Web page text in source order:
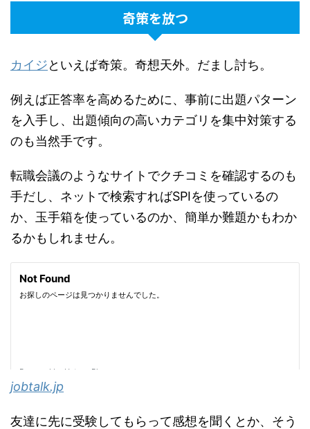
奇策を放つ
カイジといえば奇策。奇想天外。だまし討ち。
例えば正答率を高めるために、事前に出題パターン
を入手し、出題傾向の高いカテゴリを集中対策する
のも当然手です。
転職会議のようなサイトでクチコミを確認するのも
手だし、ネットで検索すればSPIを使っているの
か、玉手箱を使っているのか、簡単か難題かもわか
るかもしれません。
jobtalk.jp
友達に先に受験してもらって感想を聞くとか、そう